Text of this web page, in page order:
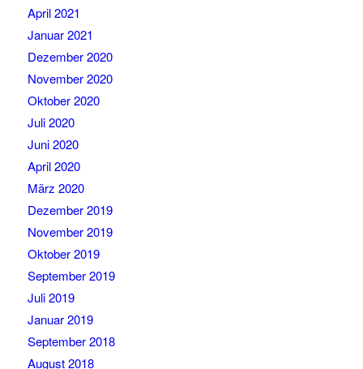
April 2021
Januar 2021
Dezember 2020
November 2020
Oktober 2020
Juli 2020
Juni 2020
April 2020
März 2020
Dezember 2019
November 2019
Oktober 2019
September 2019
Juli 2019
Januar 2019
September 2018
August 2018